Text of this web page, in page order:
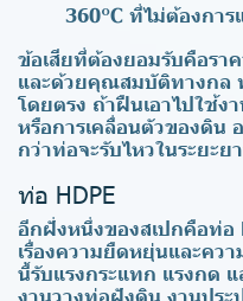
360°C ที่ไม่ต้องการ
ข้อเสียที่ต้องยอมรับคือรา
และด้วยคุณสมบัติทางกล
โดยตรง ถ้าฝืนเอาไปใช้
หรือการเคลื่อนตัวของดิน
กว่าท่อจะรับไหวในระยะย
ท่อ HDPE
อีกฝั่งหนึ่งของสเปกคือท่อ
เรื่องความยืดหยุ่นและคว
นี้รับแรงกระแทก แรงกด
งานวางท่อฝังดิน งานประ